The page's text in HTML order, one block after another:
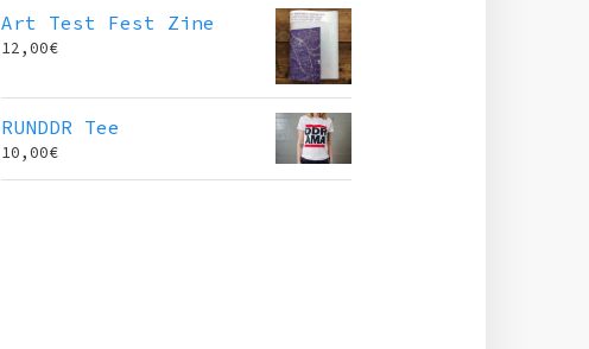
Art Test Fest Zine
12,00€
RUNDDR Tee
10,00€